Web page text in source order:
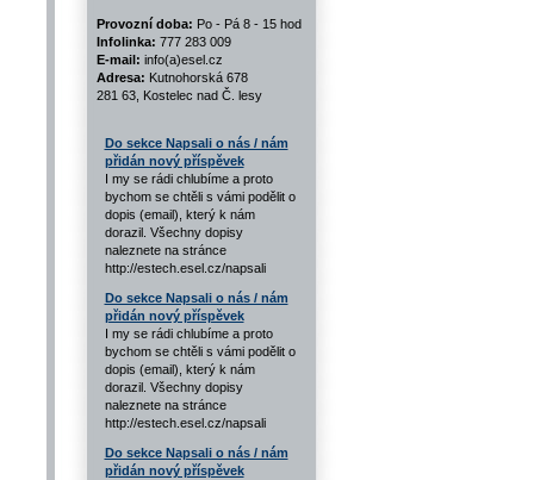
Provozní doba: Po - Pá 8 - 15 hod
Infolinka: 777 283 009
E-mail: info(a)esel.cz
Adresa: Kutnohorská 678
281 63, Kostelec nad Č. lesy
Do sekce Napsali o nás / nám
přidán nový příspěvek
I my se rádi chlubíme a proto
bychom se chtěli s vámi podělit o
dopis (email), který k nám
dorazil. Všechny dopisy
naleznete na stránce
http://estech.esel.cz/napsali
Do sekce Napsali o nás / nám
přidán nový příspěvek
I my se rádi chlubíme a proto
bychom se chtěli s vámi podělit o
dopis (email), který k nám
dorazil. Všechny dopisy
naleznete na stránce
http://estech.esel.cz/napsali
Do sekce Napsali o nás / nám
přidán nový příspěvek